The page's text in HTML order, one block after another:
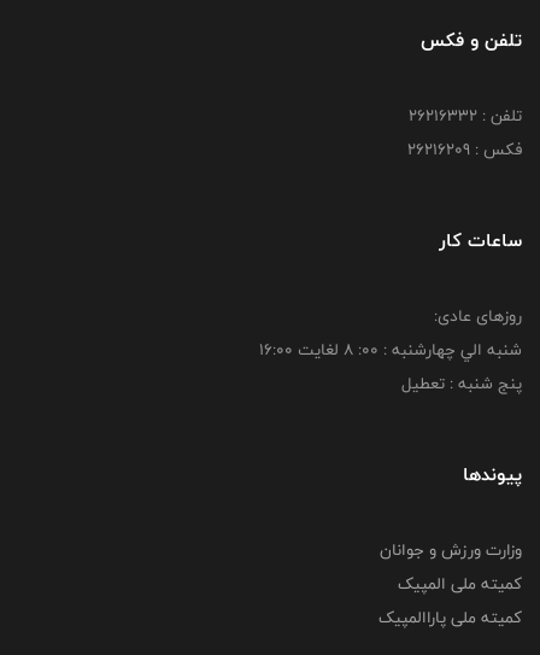
تلفن و فکس
تلفن : 26216332
فکس : 26216209
ساعات کار
روزهای عادی:
شنبه الي چهارشنبه : 00: 8 لغايت 16:00
پنج شنبه : تعطیل
پیوندها
وزارت ورزش و جوانان
کمیته ملی المپیک
کمیته ملی پاراالمپیک